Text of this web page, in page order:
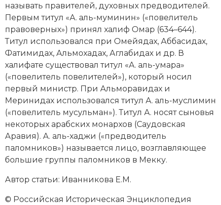
Государство и право
Европа
Империи
Историческая география и топонимика
История материальной и духовной культуры
История международных отношений
История, философия, теория и методология
исторического знания
Латинская Америка
называть правителей, духовных предводителей.
Первым титул «А. аль-муминин» («повелитель
правоверных») принял халиф Омар (634–644).
Титул использовался при Омейядах, Аббасидах,
Фатимидах, Альмохадах, Аглабидах и др. В
халифате существовал титул «А. аль-умара»
(«повелитель повелителей»), который носил
первый министр. При Альморавидах и
Меринидах использовался титул А. аль-муслимин
(«повелитель мусульман»). Титул А. носят сыновья
некоторых арабских монархов (Саудовская
Аравия). А. аль-хаджи («предводитель
паломников») называется лицо, возглавляющее
большие группы паломников в Мекку.
Автор статьи: Иванникова Е.М.
© Российская Историческая Энциклопедия